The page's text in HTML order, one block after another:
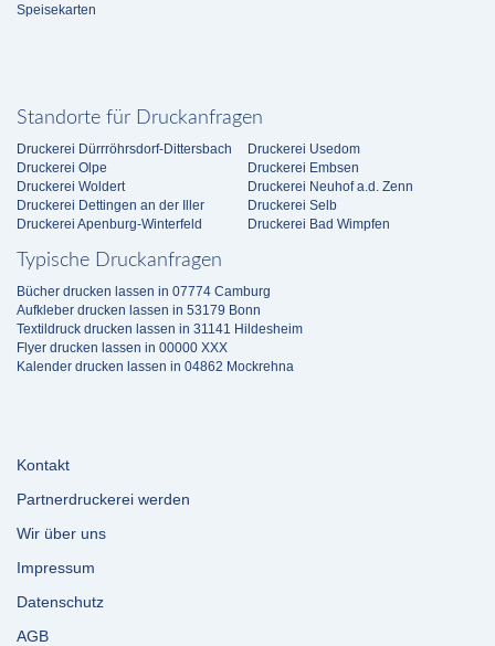
Speisekarten
Standorte für Druckanfragen
Druckerei Dürrröhrsdorf-Dittersbach
Druckerei Olpe
Druckerei Woldert
Druckerei Dettingen an der Iller
Druckerei Apenburg-Winterfeld
Druckerei Usedom
Druckerei Embsen
Druckerei Neuhof a.d. Zenn
Druckerei Selb
Druckerei Bad Wimpfen
Typische Druckanfragen
Bücher drucken lassen in 07774 Camburg
Aufkleber drucken lassen in 53179 Bonn
Textildruck drucken lassen in 31141 Hildesheim
Flyer drucken lassen in 00000 XXX
Kalender drucken lassen in 04862 Mockrehna
Kontakt
Partnerdruckerei werden
Wir über uns
Impressum
Datenschutz
AGB